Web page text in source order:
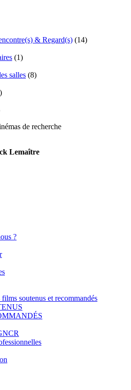
& Regard(s) (14)
(1)
salles (8)
de recherche
Lemaître
?
soutenus et recommandés